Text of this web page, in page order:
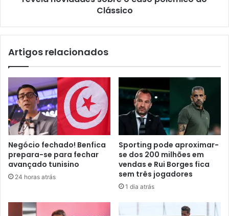
Clássico
Artigos relacionados
Negócio fechado! Benfica
prepara-se para fechar
avançado tunisino
24 horas atrás
Sporting pode aproximar-
se dos 200 milhões em
vendas e Rui Borges fica
sem três jogadores
1 dia atrás